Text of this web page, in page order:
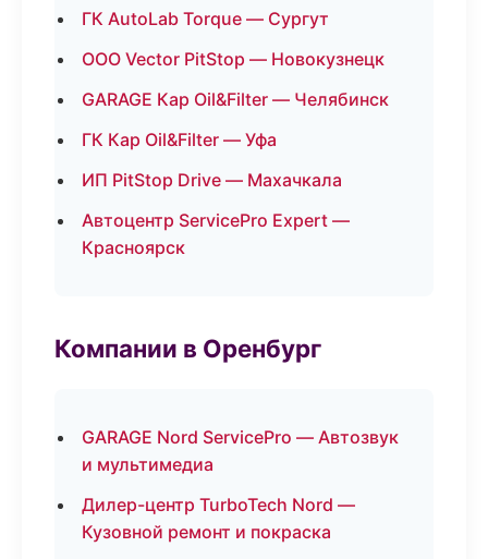
ГК AutoLab Torque — Сургут
ООО Vector PitStop — Новокузнецк
GARAGE Кар Oil&Filter — Челябинск
ГК Кар Oil&Filter — Уфа
ИП PitStop Drive — Махачкала
Автоцентр ServicePro Expert —
Красноярск
Компании в Оренбург
GARAGE Nord ServicePro — Автозвук
и мультимедиа
Дилер-центр TurboTech Nord —
Кузовной ремонт и покраска